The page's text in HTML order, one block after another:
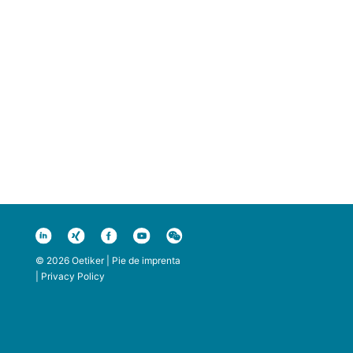
© 2026 Oetiker | Pie de imprenta
Privacy Policy